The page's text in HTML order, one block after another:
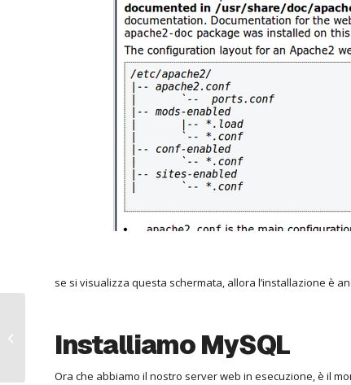
se si visualizza questa schermata, allora l’installazione è
Installiamo MySQL
Ora che abbiamo il nostro server web in esecuzione, è il
ruby il classico hello world ??